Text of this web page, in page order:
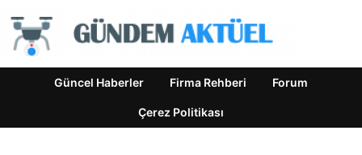
Güncel Haberler Firma Rehberi Forum
Çerez Politikası